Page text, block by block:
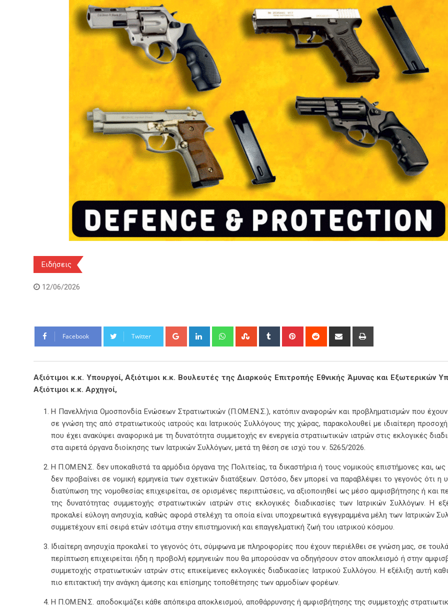
Ειδήσεις
12/06/2026
Facebook Twitter Google+ LinkedIn WhatsappStumbleUpon
Tumblr Pinterest Reddit
Share
Αξιότιμοι κ.κ. Υπουργοί, Αξιότιμοι κ.κ. Βουλευτές της Διαρκούς Επιτροπής Εθνικής Άμυνας και Εξωτερικών
Αξιότιμοι κ.κ. Αρχηγοί,
Η Πανελλήνια Ομοσπονδία Ενώσεων Στρατιωτικών (Π.ΟΜ.ΕΝ.Σ.), κατόπιν αναφορών και προβληματισμών που έχουν
σε γνώση της από στρατιωτικούς ιατρούς και Ιατρικούς Συλλόγους της χώρας, παρακολουθεί με ιδιαίτερη
που έχει ανακύψει αναφορικά με τη δυνατότητα συμμετοχής εν ενεργεία στρατιωτικών ιατρών στις εκλογικές
στα αιρετά όργανα διοίκησης των Ιατρικών Συλλόγων, μετά τη θέση σε ισχύ του ν. 5265/2026.
Η Π.ΟΜ.ΕΝ.Σ. δεν υποκαθιστά τα αρμόδια όργανα της Πολιτείας, τα δικαστήρια ή τους νομικούς επιστήμονες και, ως
δεν προβαίνει σε νομική ερμηνεία των σχετικών διατάξεων. Ωστόσο, δεν μπορεί να παραβλέψει το γεγονός ότι η
διατύπωση της νομοθεσίας επιχειρείται, σε ορισμένες περιπτώσεις, να αξιοποιηθεί ως μέσο αμφισβήτησης ή και
της δυνατότητας συμμετοχής στρατιωτικών ιατρών στις εκλογικές διαδικασίες των Ιατρικών Συλλόγων. Η
προκαλεί εύλογη ανησυχία, καθώς αφορά στελέχη τα οποία είναι υποχρεωτικά εγγεγραμμένα μέλη των Ιατρικών
συμμετέχουν επί σειρά ετών ισότιμα στην επιστημονική και επαγγελματική ζωή του ιατρικού κόσμου.
Ιδιαίτερη ανησυχία προκαλεί το γεγονός ότι, σύμφωνα με πληροφορίες που έχουν περιέλθει σε γνώση μας, σε
περίπτωση επιχειρείται ήδη η προβολή ερμηνειών που θα μπορούσαν να οδηγήσουν στον αποκλεισμό ή στην
συμμετοχής στρατιωτικών ιατρών στις επικείμενες εκλογικές διαδικασίες Ιατρικού Συλλόγου. Η εξέλιξη αυτή
πιο επιτακτική την ανάγκη άμεσης και επίσημης τοποθέτησης των αρμοδίων φορέων.
Η Π.ΟΜ.ΕΝ.Σ. αποδοκιμάζει κάθε απόπειρα αποκλεισμού, αποθάρρυνσης ή αμφισβήτησης της συμμετοχής